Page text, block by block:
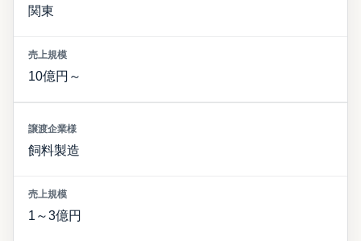
関東
10億円～
飼料製造
1～3億円